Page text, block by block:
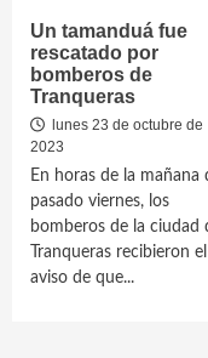
Un tamanduá fue
rescatado por
bomberos de
Tranqueras
lunes 23 de octubre de
2023
En horas de la mañana
pasado viernes, los
bomberos de la ciudad
Tranqueras recibieron el
aviso de que...